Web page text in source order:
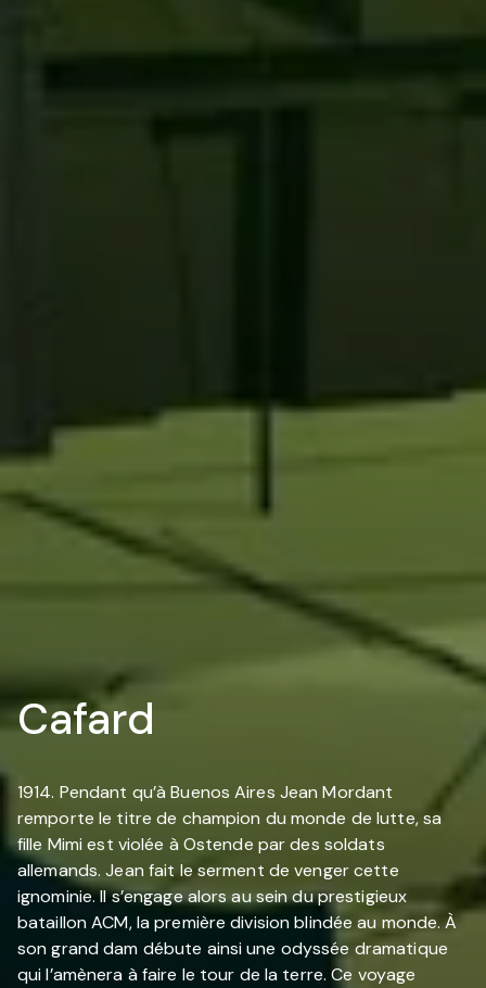
Cafard
1914. Pendant qu’à Buenos Aires Jean Mordant
remporte le titre de champion du monde de lutte, sa
fille Mimi est violée à Ostende par des soldats
allemands. Jean fait le serment de venger cette
ignominie. Il s’engage alors au sein du prestigieux
bataillon ACM, la première division blindée au monde. À
son grand dam débute ainsi une odyssée dramatique
qui l’amènera à faire le tour de la terre. Ce voyage